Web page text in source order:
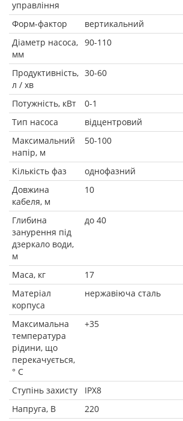
управління
Форм-фактор
вертикальний
Діаметр насоса,
мм
90-110
Продуктивність,
л / хв
30-60
Потужність, кВт
0-1
Тип насоса
відцентровий
Максимальний
напір, м
50-100
Кількість фаз
однофазний
Довжина
кабеля, м
10
Глибина
занурення під
дзеркало води,
м
до 40
Маса, кг
17
Матеріал
корпуса
нержавіюча сталь
Максимальна
температура
рідини, що
перекачується,
° C
+35
Ступінь захисту
IPX8
Напруга, В
220